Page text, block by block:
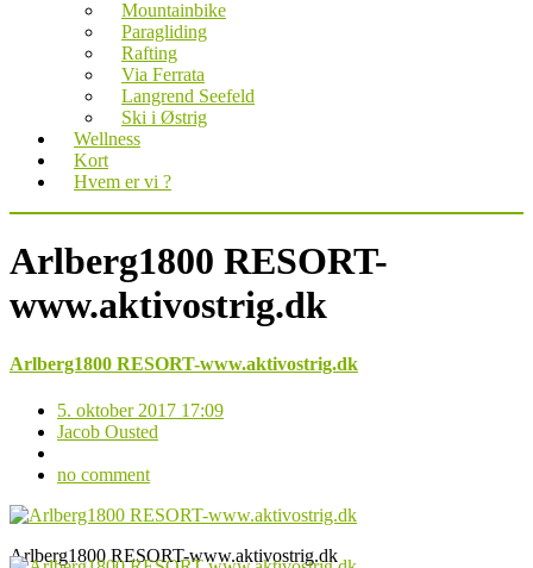
Mountainbike
Paragliding
Rafting
Via Ferrata
Langrend Seefeld
Ski i Østrig
Wellness
Kort
Hvem er vi ?
Arlberg1800 RESORT-
www.aktivostrig.dk
Arlberg1800 RESORT-www.aktivostrig.dk
5. oktober 2017 17:09
Jacob Ousted
no comment
Arlberg1800 RESORT-www.aktivostrig.dk